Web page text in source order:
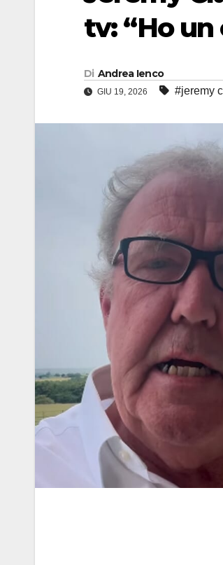
tv: “Ho
Di Andrea Ienco
GIU 19, 2026 #jeremy